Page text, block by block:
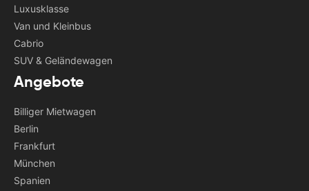
Luxusklasse
Van und Kleinbus
Cabrio
SUV & Geländewagen
Angebote
Billiger Mietwagen
Berlin
Frankfurt
München
Spanien